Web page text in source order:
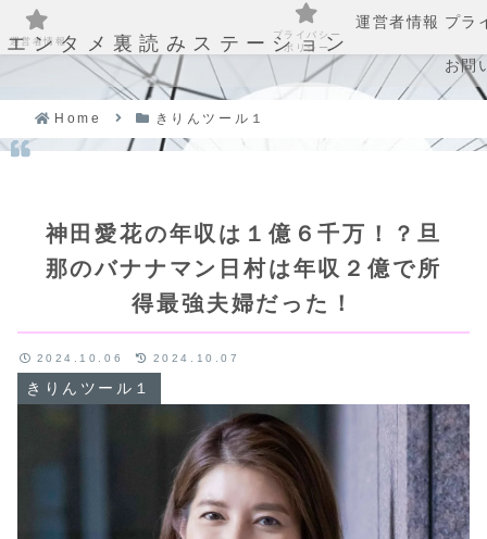
エンタメ裏読みステーション
運営者情報 プラ
お問
Home きりんツール１
神田愛花の年収は１億６千万！？旦
那のバナナマン日村は年収２億で所
得最強夫婦だった！
きりんツール１
2024.10.06 2024.10.07
運営者情報
プライバシー
ポリシー